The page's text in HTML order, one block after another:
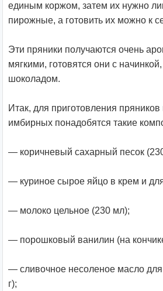
единым коржом, затем их нужно
пирожные, а готовить их можно к
Эти пряники получаются очень
мягкими, готовятся они с
шоколадом.
Итак, для приготовления
имбирных понадобятся такие
— коричневый сахарный песок
— куриное сырое яйцо в крем и для
— молоко цельное (230 мл);
— порошковый ванилин (на
— сливочное несоленое масло для
г);